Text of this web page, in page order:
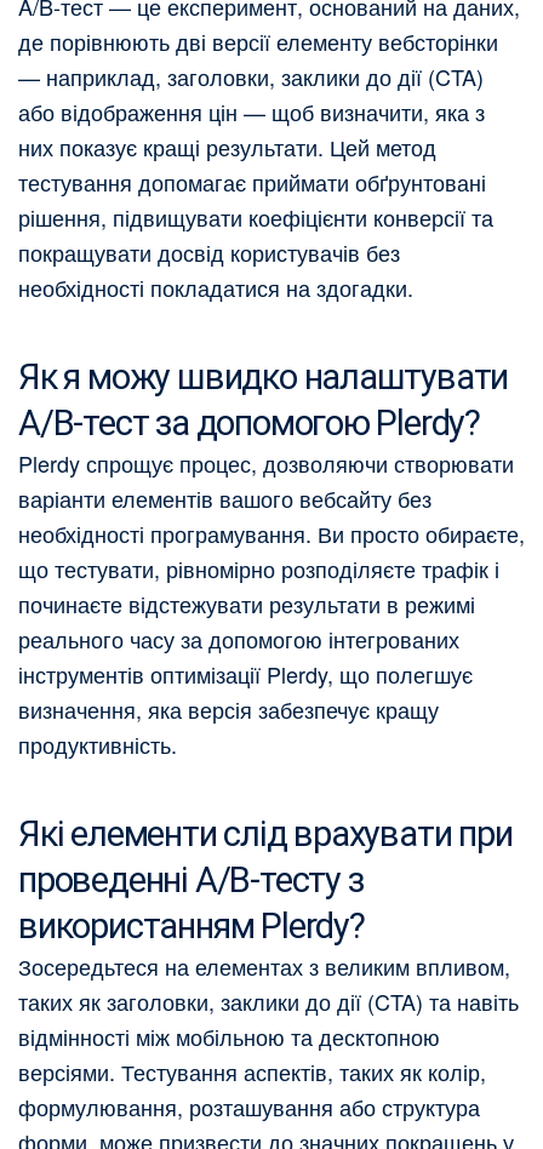
де порівнюють дві версії елементу вебсторінки
— наприклад, заголовки, заклики до дії (CTA)
або відображення цін — щоб визначити, яка з
них показує кращі результати. Цей метод
тестування допомагає приймати обґрунтовані
рішення, підвищувати коефіцієнти конверсії та
покращувати досвід користувачів без
необхідності покладатися на здогадки.
Як я можу швидко налаштувати
A/B-тест за допомогою Plerdy?
Plerdy спрощує процес, дозволяючи створювати
варіанти елементів вашого вебсайту без
необхідності програмування. Ви просто обираєте,
що тестувати, рівномірно розподіляєте трафік і
починаєте відстежувати результати в режимі
реального часу за допомогою інтегрованих
інструментів оптимізації Plerdy, що полегшує
визначення, яка версія забезпечує кращу
продуктивність.
Які елементи слід врахувати при
проведенні A/B-тесту з
використанням Plerdy?
Зосередьтеся на елементах з великим впливом,
таких як заголовки, заклики до дії (CTA) та навіть
відмінності між мобільною та десктопною
версіями. Тестування аспектів, таких як колір,
формулювання, розташування або структура
форми, може призвести до значних покращень у